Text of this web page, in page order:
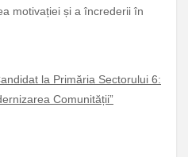
motivației și a încrederii în
la Primăria Sectorului 6:
Comunității”